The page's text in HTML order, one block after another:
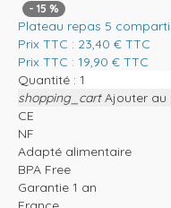
- 15 %
Plateau repas 5
Prix TTC : 23,40 € TTC
Prix TTC : 19,90 € TTC
Quantité :
shopping_cart Ajouter au
CE
NF
Adapté alimentaire
BPA Free
Garantie 1 an